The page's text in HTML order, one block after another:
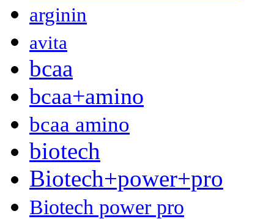
arginin
avita
bcaa
bcaa+amino
bcaa amino
biotech
Biotech+power+pro
Biotech power pro